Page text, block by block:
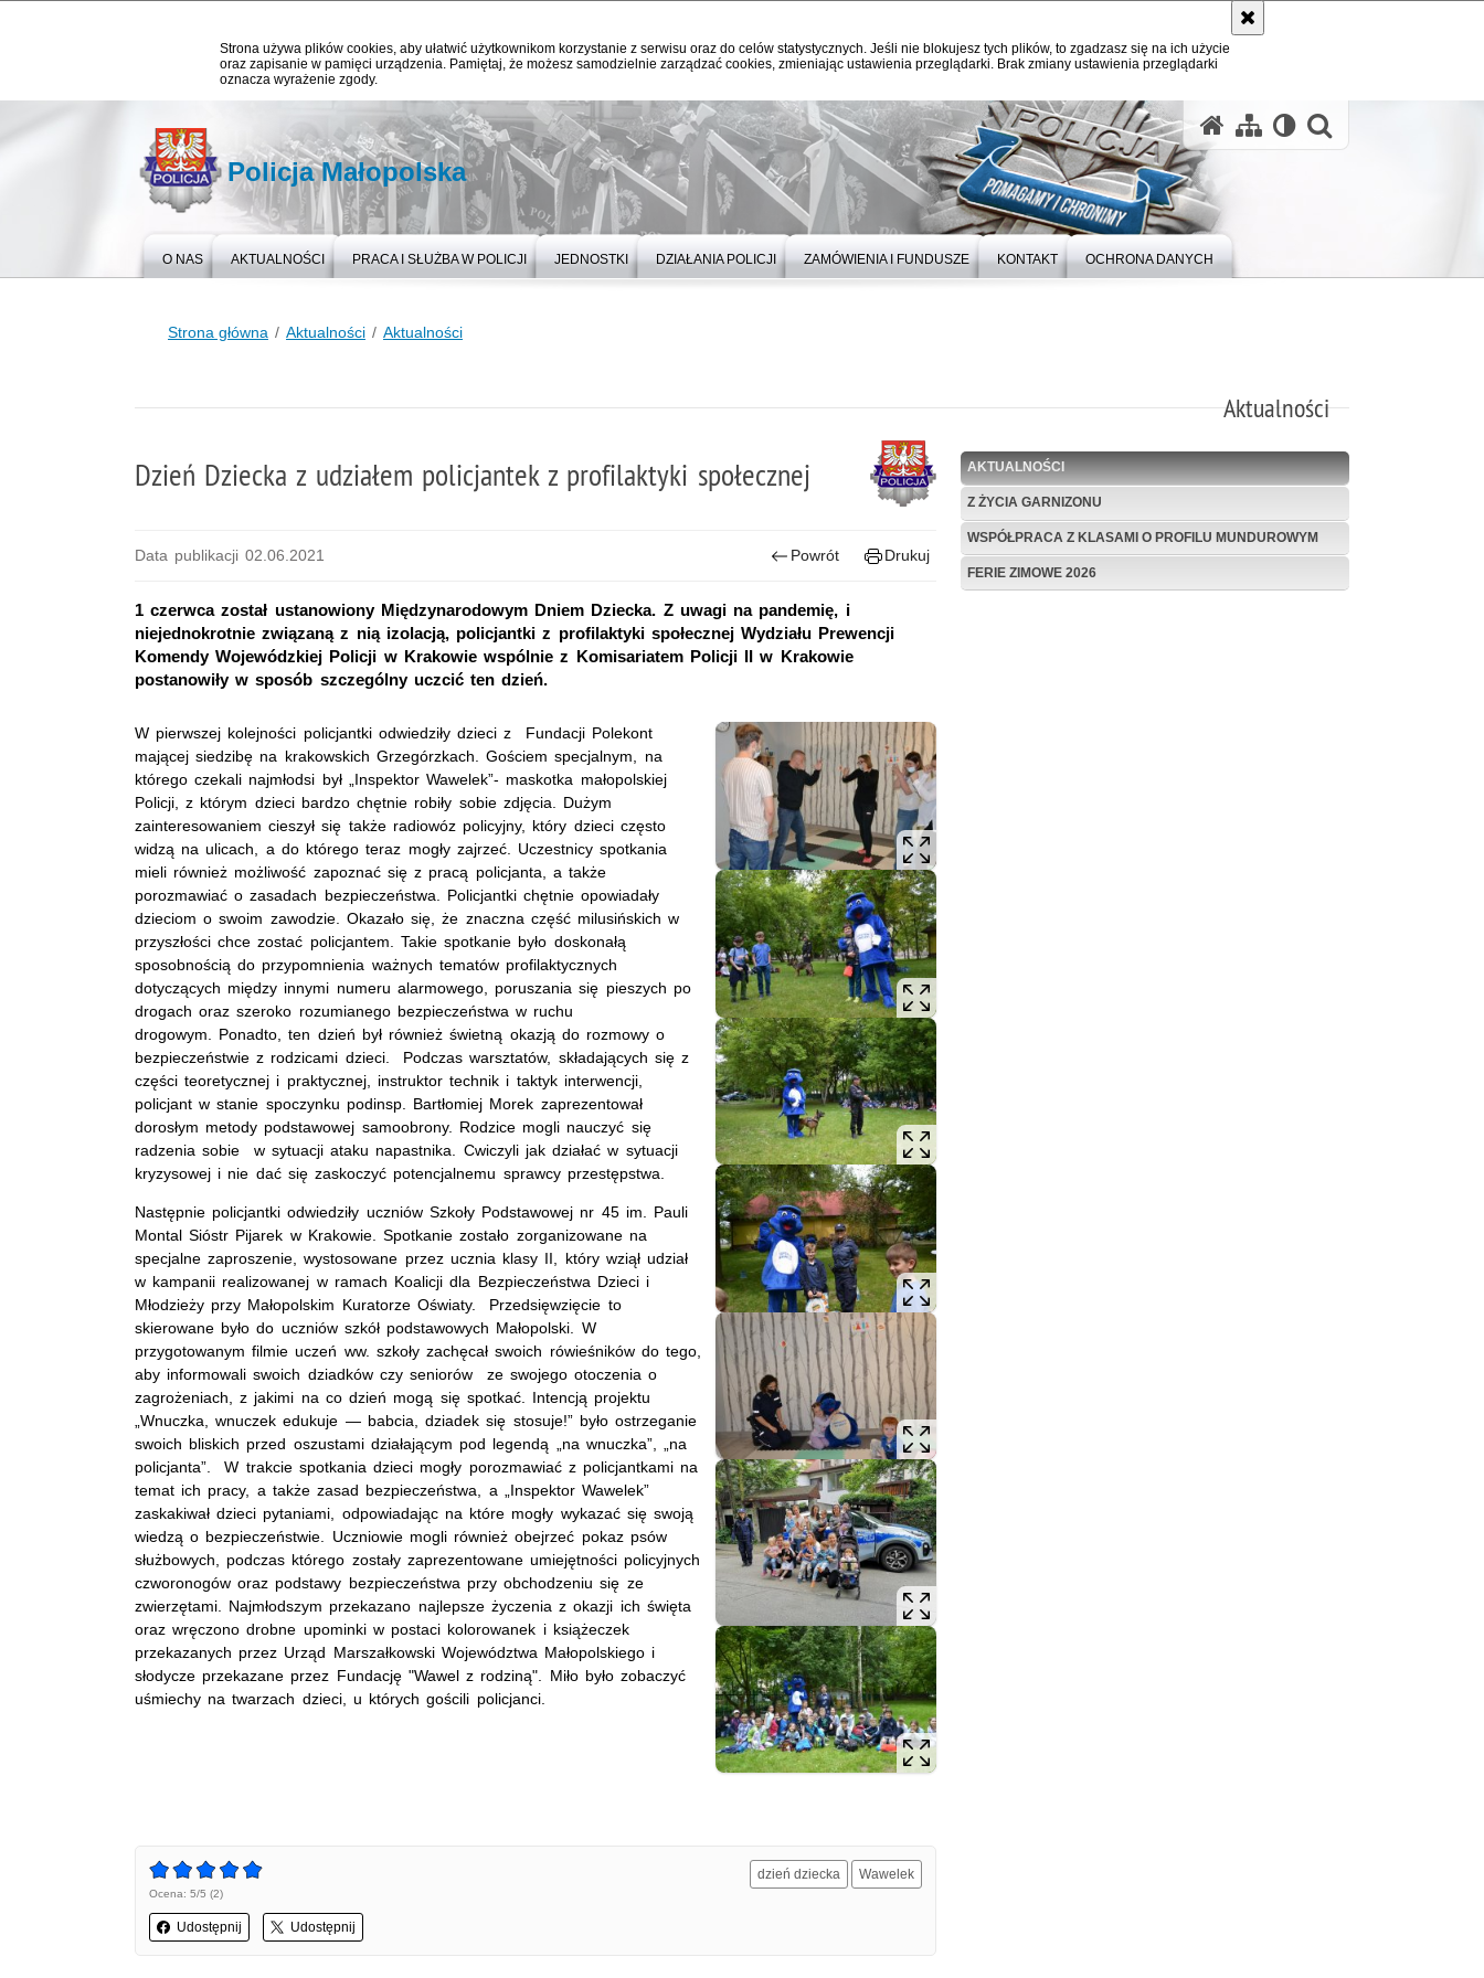
Strona używa plików cookies, aby ułatwić użytkownikom korzystanie z serwisu oraz do celów statystycznych. Jeśli nie blokujesz tych plików, to zgadzasz się na ich użycie
oraz zapisanie w pamięci urządzenia. Pamiętaj, że możesz samodzielnie zarządzać cookies, zmieniając ustawienia przeglądarki. Brak zmiany ustawienia przeglądarki
oznacza wyrażenie zgody.
Policja Małopolska
O NAS AKTUALNOŚCI PRACA I SŁUŻBA W POLICJI JEDNOSTKI DZIAŁANIA POLICJI ZAMÓWIENIA I FUNDUSZE KONTAKT OCHRONA DANYCH
Strona główna Aktualności Aktualności
Aktualności
Dzień Dziecka z udziałem policjantek z profilaktyki społecznej
Data publikacji 02.06.2021 Powrót Drukuj
1 czerwca został ustanowiony Międzynarodowym Dniem Dziecka. Z uwagi na pandemię, i
niejednokrotnie związaną z nią izolacją, policjantki z profilaktyki społecznej Wydziału Prewencji
Komendy Wojewódzkiej Policji w Krakowie wspólnie z Komisariatem Policji II w Krakowie
postanowiły w sposób szczególny uczcić ten dzień.
W pierwszej kolejności policjantki odwiedziły dzieci z Fundacji Polekont
mającej siedzibę na krakowskich Grzegórzkach. Gościem specjalnym, na
którego czekali najmłodsi był „Inspektor Wawelek”- maskotka małopolskiej
Policji, z którym dzieci bardzo chętnie robiły sobie zdjęcia. Dużym
zainteresowaniem cieszył się także radiowóz policyjny, który dzieci często
widzą na ulicach, a do którego teraz mogły zajrzeć. Uczestnicy spotkania
mieli również możliwość zapoznać się z pracą policjanta, a także
porozmawiać o zasadach bezpieczeństwa. Policjantki chętnie opowiadały
dzieciom o swoim zawodzie. Okazało się, że znaczna część milusińskich w
przyszłości chce zostać policjantem. Takie spotkanie było doskonałą
sposobnością do przypomnienia ważnych tematów profilaktycznych
dotyczących między innymi numeru alarmowego, poruszania się pieszych po
drogach oraz szeroko rozumianego bezpieczeństwa w ruchu
drogowym. Ponadto, ten dzień był również świetną okazją do rozmowy o
bezpieczeństwie z rodzicami dzieci. Podczas warsztatów, składających się z
części teoretycznej i praktycznej, instruktor technik i taktyk interwencji,
policjant w stanie spoczynku podinsp. Bartłomiej Morek zaprezentował
dorosłym metody podstawowej samoobrony. Rodzice mogli nauczyć się
radzenia sobie w sytuacji ataku napastnika. Cwiczyli jak działać w sytuacji
kryzysowej i nie dać się zaskoczyć potencjalnemu sprawcy przestępstwa.
Następnie policjantki odwiedziły uczniów Szkoły Podstawowej nr 45 im. Pauli
Montal Sióstr Pijarek w Krakowie. Spotkanie zostało zorganizowane na
specjalne zaproszenie, wystosowane przez ucznia klasy II, który wziął udział
w kampanii realizowanej w ramach Koalicji dla Bezpieczeństwa Dzieci i
Młodzieży przy Małopolskim Kuratorze Oświaty. Przedsięwzięcie to
skierowane było do uczniów szkół podstawowych Małopolski. W
przygotowanym filmie uczeń ww. szkoły zachęcał swoich rówieśników do tego,
aby informowali swoich dziadków czy seniorów ze swojego otoczenia o
zagrożeniach, z jakimi na co dzień mogą się spotkać. Intencją projektu
„Wnuczka, wnuczek edukuje — babcia, dziadek się stosuje!” było ostrzeganie
swoich bliskich przed oszustami działającym pod legendą „na wnuczka”, „na
policjanta”. W trakcie spotkania dzieci mogły porozmawiać z policjantkami na
temat ich pracy, a także zasad bezpieczeństwa, a „Inspektor Wawelek”
zaskakiwał dzieci pytaniami, odpowiadając na które mogły wykazać się swoją
wiedzą o bezpieczeństwie. Uczniowie mogli również obejrzeć pokaz psów
służbowych, podczas którego zostały zaprezentowane umiejętności policyjnych
czworonogów oraz podstawy bezpieczeństwa przy obchodzeniu się ze
zwierzętami. Najmłodszym przekazano najlepsze życzenia z okazji ich święta
oraz wręczono drobne upominki w postaci kolorowanek i książeczek
przekazanych przez Urząd Marszałkowski Województwa Małopolskiego i
słodycze przekazane przez Fundację "Wawel z rodziną". Miło było zobaczyć
uśmiechy na twarzach dzieci, u których gościli policjanci.
Ocena: 5/5 (2)
Udostępnij Udostępnij
dzień dziecka Wawelek
AKTUALNOŚCI
Z ŻYCIA GARNIZONU
WSPÓŁPRACA Z KLASAMI O PROFILU MUNDUROWYM
FERIE ZIMOWE 2026